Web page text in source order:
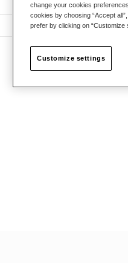
change your cookies
cookies by choosing “Accept
prefer by clicking on “Customize
Customize settings